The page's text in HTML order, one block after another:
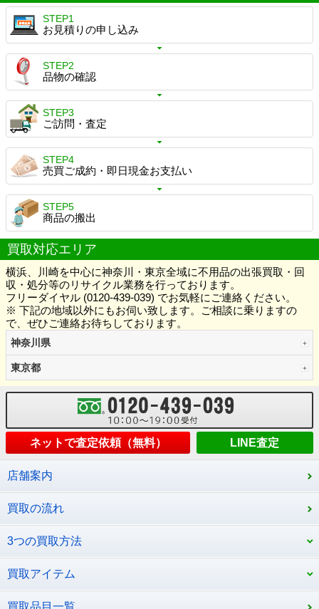
STEP1
お見積りの申し込み
STEP2
品物の確認
STEP3
ご訪問・査定
STEP4
売買ご成約・即日現金お支払い
STEP5
商品の搬出
買取対応エリア
横浜、川崎を中心に神奈川・東京全域に不用品の出張買取・回
収・処分等のリサイクル業務を行っております。
フリーダイヤル (0120-439-039) でお気軽にご連絡ください。
※ 下記の地域以外にもお伺い致します。ご相談に乗りますの
で、ぜひご連絡お待ちしております。
神奈川県
東京都
ネットで査定依頼（無料） LINE査定
店舗案内
買取の流れ
3つの買取方法
買取アイテム
買取品目一覧